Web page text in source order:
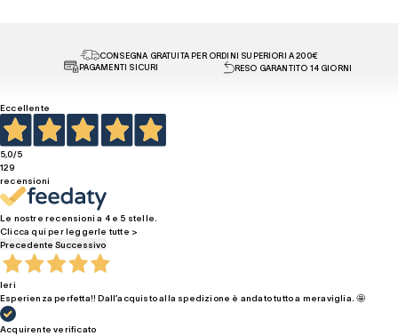
CONSEGNA GRATUITA PER ORDINI SUPERIORI A 200€
PAGAMENTI SICURI
RESO GARANTITO 14 GIORNI
Eccellente
5,0/5
129
recensioni
Le nostre recensioni a 4 e 5 stelle.
Clicca qui per leggerle tutte >
Precedente Successivo
Ieri
Esperienza perfetta!! Dall’acquisto alla spedizione è andato tutto a meraviglia. 🤩
Acquirente verificato